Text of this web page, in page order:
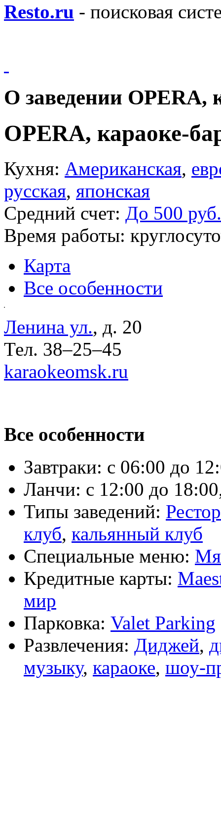
Resto.ru - поисковая
О заведении OPERA,
OPERA, караоке-
Кухня: Американская,
русская, японская
Средний счет: До 500 руб.
Время работы:
Карта
Все особенности
Ленина ул., д. 20
Тел. 38–25–45
karaokeomsk.ru
Все особенности
Завтраки: с 06:00 до
Ланчи: с 12:00 до
Типы заведений:
клуб, кальянный клуб
Специальные меню:
Кредитные карты:
мир
Парковка: Valet Parking
Развлечения: Диджей,
музыку, караоке, шоу-